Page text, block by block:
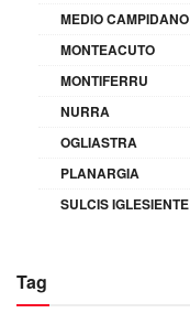
MEDIO CAMPIDANO
MONTEACUTO
MONTIFERRU
NURRA
OGLIASTRA
PLANARGIA
SULCIS IGLESIENTE
Tag